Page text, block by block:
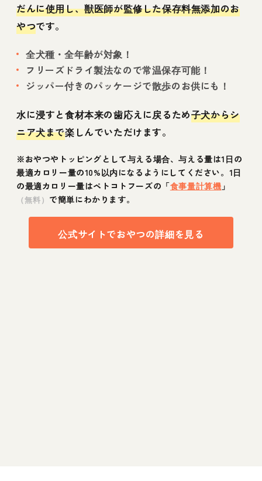
だんに使用し、獣医師が監修した保存料無添加のお
やつです。
全犬種・全年齢が対象！
フリーズドライ製法なので常温保存可能！
ジッパー付きのパッケージで散歩のお供にも！
水に浸すと食材本来の歯応えに戻るため子犬からシ
ニア犬まで楽しんでいただけます。
※おやつやトッピングとして与える場合、与える量は1日の
最適カロリー量の10%以内になるようにしてください。1日
の最適カロリー量はペトコトフーズの「食事量計算機 」
（無料） で簡単にわかります。
公式サイトでおやつの詳細を見る